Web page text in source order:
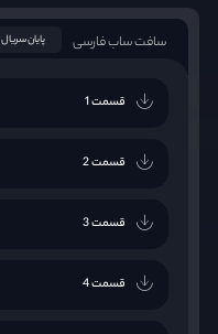
سافت ساب فارسی پایان سریال
قسمت 1
قسمت 2
قسمت 3
قسمت 4